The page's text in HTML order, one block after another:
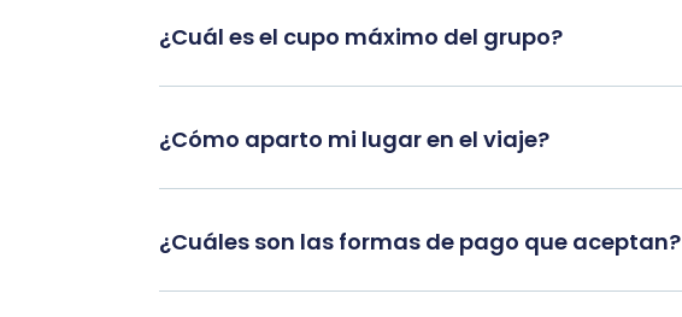
¿Cuál es el cupo máximo del grupo?
¿Cómo aparto mi lugar en el viaje?
¿Cuáles son las formas de pago que aceptan?